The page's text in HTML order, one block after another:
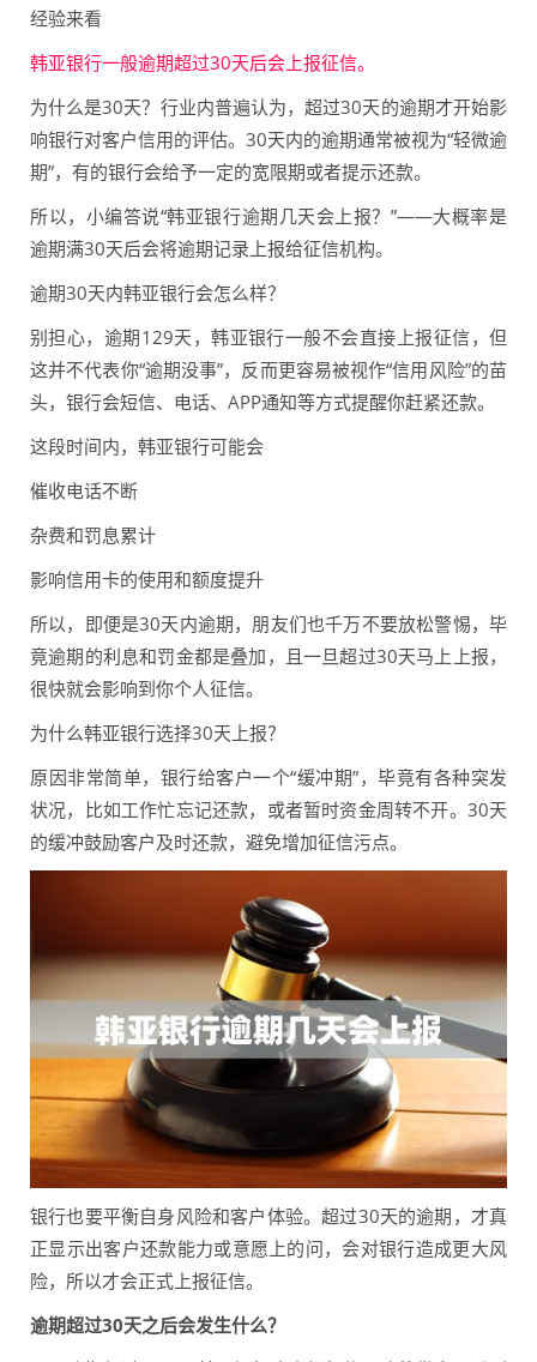
经验来看
韩亚银行一般逾期超过30天后会上报征信。
为什么是30天？行业内普遍认为，超过30天的逾期才开始影
响银行对客户信用的评估。30天内的逾期通常被视为“轻微逾
期”，有的银行会给予一定的宽限期或者提示还款。
所以，小编答说“韩亚银行逾期几天会上报？”——大概率是
逾期满30天后会将逾期记录上报给征信机构。
逾期30天内韩亚银行会怎么样？
别担心，逾期129天，韩亚银行一般不会直接上报征信，但
这并不代表你“逾期没事”，反而更容易被视作“信用风险”的苗
头，银行会短信、电话、APP通知等方式提醒你赶紧还款。
这段时间内，韩亚银行可能会
催收电话不断
杂费和罚息累计
影响信用卡的使用和额度提升
所以，即便是30天内逾期，朋友们也千万不要放松警惕，毕
竟逾期的利息和罚金都是叠加，且一旦超过30天马上上报，
很快就会影响到你个人征信。
为什么韩亚银行选择30天上报？
原因非常简单，银行给客户一个“缓冲期”，毕竟有各种突发
状况，比如工作忙忘记还款，或者暂时资金周转不开。30天
的缓冲鼓励客户及时还款，避免增加征信污点。
银行也要平衡自身风险和客户体验。超过30天的逾期，才真
正显示出客户还款能力或意愿上的问，会对银行造成更大风
险，所以才会正式上报征信。
逾期超过30天之后会发生什么？